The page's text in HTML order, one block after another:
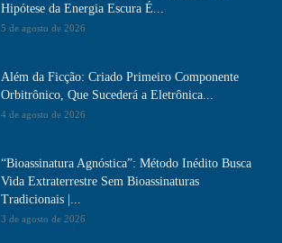
Hipótese da Energia Escura É...
5 de agosto de 2026
Além da Ficção: Criado Primeiro Componente
Orbitrônico, Que Sucederá a Eletrônica...
4 de agosto de 2026
“Bioassinatura Agnóstica”: Método Inédito Busca
Vida Extraterrestre Sem Bioassinaturas
Tradicionais |...
3 de agosto de 2026